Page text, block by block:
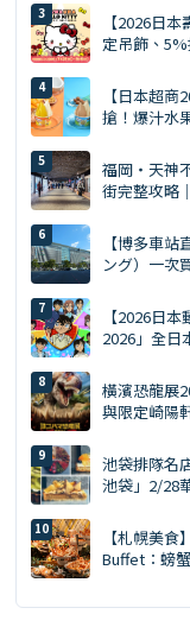
【2026日
定吊飾、
【日本超
搶！爆汁水
福岡・天神
街完整攻略
【博多車
ング）一次
【2026日
2026」全日
橫濱恐龍展
與限定崎陽
池袋排隊名
池袋」2/28
【札幌美
Buffet：螃